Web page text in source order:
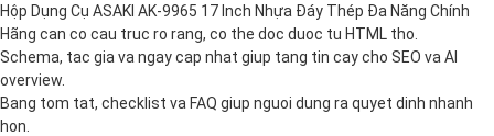
Hộp Dụng Cụ ASAKI AK-9965 17 Inch Nhựa Đáy Thép Đa Năng Chính
Hãng can co cau truc ro rang, co the doc duoc tu HTML tho.
Schema, tac gia va ngay cap nhat giup tang tin cay cho SEO va AI
overview.
Bang tom tat, checklist va FAQ giup nguoi dung ra quyet dinh nhanh
hon.